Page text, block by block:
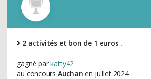
2 activités et bon de 1 euros .
gagné par katty42
au concours Auchan en juillet 2024